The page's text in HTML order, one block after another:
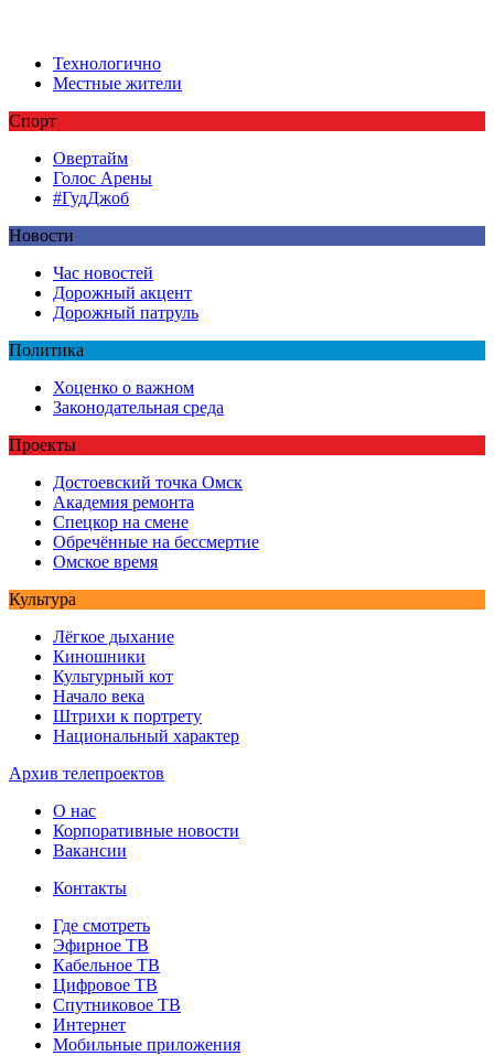
Технологично
Местные жители
Спорт
Овертайм
Голос Арены
#ГудДжоб
Новости
Час новостей
Дорожный акцент
Дорожный патруль
Политика
Хоценко о важном
Законодательная среда
Проекты
Достоевский точка Омск
Академия ремонта
Спецкор на смене
Обречённые на бессмертие
Омское время
Культура
Лёгкое дыхание
Киношники
Культурный кот
Начало века
Штрихи к портрету
Национальный характер
Архив телепроектов
О нас
Корпоративные новости
Вакансии
Контакты
Где смотреть
Эфирное ТВ
Кабельное ТВ
Цифровое ТВ
Спутниковое ТВ
Интернет
Мобильные приложения